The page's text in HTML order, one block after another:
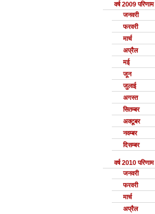
वर्ष 2009 परिणाम
जनवरी
फरवरी
मार्च
अप्रैल
मई
जून
जुलाई
अगस्त
सितम्बर
अक्टूबर
नवम्बर
दिसम्बर
वर्ष 2010 परिणाम
जनवरी
फरवरी
मार्च
अप्रैल